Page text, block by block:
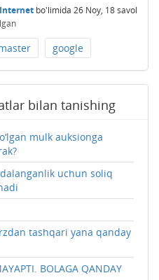
Internetbo'limida 26 Noy, 18 savol
google
bilan tanishing
mulk auksionga
uchun soliq
tashqari yana qanday
BOLAGA QANDAY